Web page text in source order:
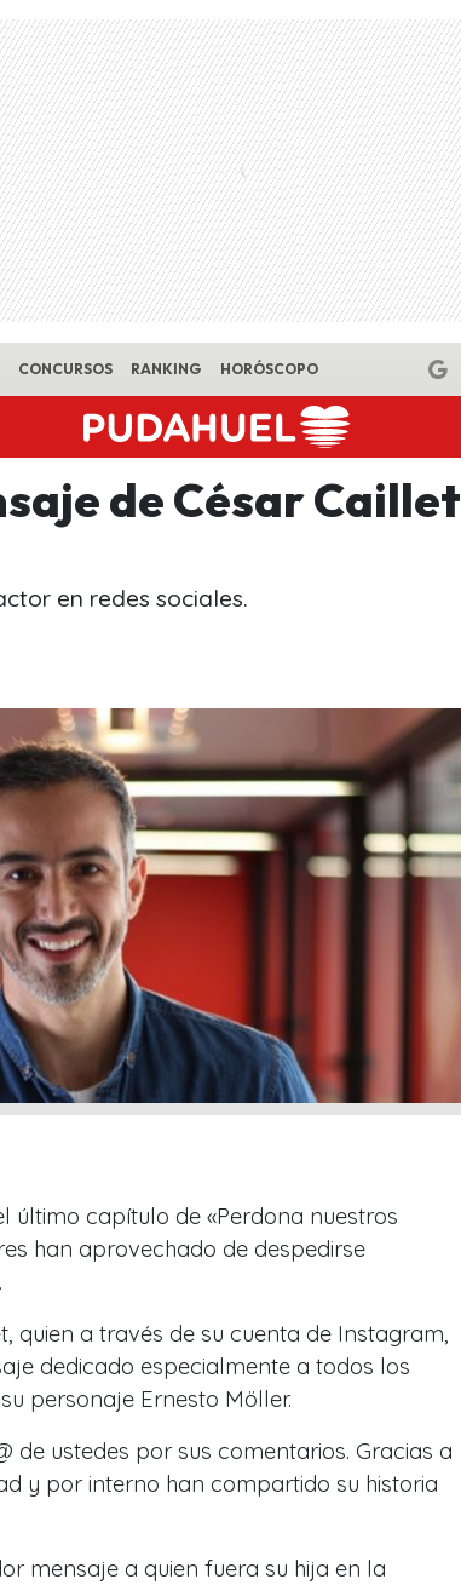
CONCURSOS RANKING HORÓSCOPO
de César Caillet
en redes sociales.
último capítulo de «Perdona nuestros
han aprovechado de despedirse
quien a través de su cuenta de Instagram,
dedicado especialmente a todos los
personaje Ernesto Möller.
de ustedes por sus comentarios. Gracias a
y por interno han compartido su historia
mensaje a quien fuera su hija en la